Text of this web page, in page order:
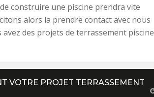
construire une piscine prendra vite
alors la prendre contact avec nous
avez des projets de terrassement piscine
VOTRE PROJET TERRASSEMENT